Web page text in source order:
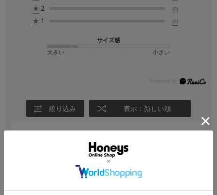
★ 2 (0)
★ 1 (0)
サイズ感
大きい
小さい
絞り込み 表示：新しい順
兵児帯と一緒に購入
色：アイボリー
milky way